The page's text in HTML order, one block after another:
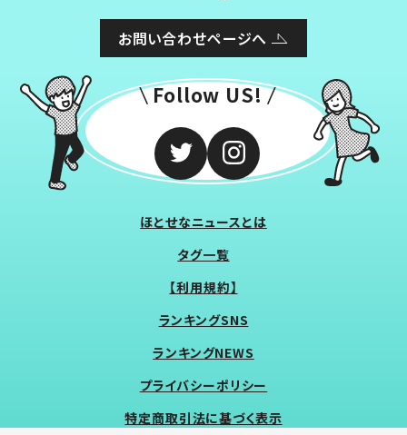
お問い合わせページへ
Follow US!
ほとせなニュースとは
タグ一覧
【利用規約】
ランキングSNS
ランキングNEWS
プライバシーポリシー
特定商取引法に基づく表示